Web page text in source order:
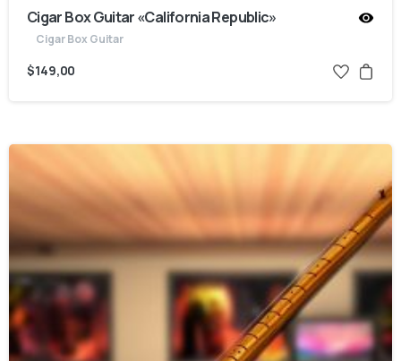
Cigar Box Guitar «California Republic»
Cigar Box Guitar
$149,00